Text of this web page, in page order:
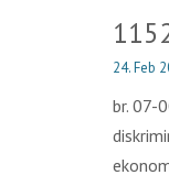
24. Feb
br. 07-